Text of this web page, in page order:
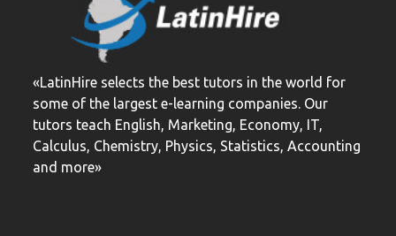
«LatinHire selects the best tutors in the world for
some of the largest e-learning companies. Our
tutors teach English, Marketing, Economy, IT,
Calculus, Chemistry, Physics, Statistics, Accounting
and more»